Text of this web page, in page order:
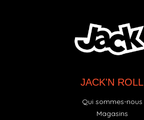
JACK'N ROLL
Qui sommes-nous
Magasins